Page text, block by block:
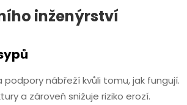
inženýrství
nábřeží kvůli tomu, jak fungují.
a zároveň snižuje riziko erozí.